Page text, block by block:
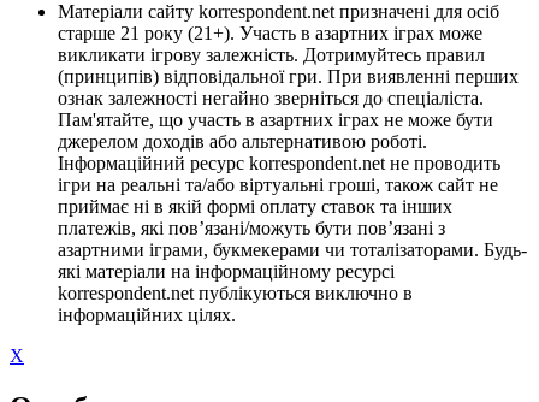
Матеріали сайту korrespondent.net призначені для осіб
старше 21 року (21+). Участь в азартних іграх може
викликати ігрову залежність. Дотримуйтесь правил
(принципів) відповідальної гри. При виявленні перших
ознак залежності негайно зверніться до спеціаліста.
Пам'ятайте, що участь в азартних іграх не може бути
джерелом доходів або альтернативою роботі.
Інформаційний ресурс korrespondent.net не проводить
ігри на реальні та/або віртуальні гроші, також сайт не
приймає ні в якій формі оплату ставок та інших
платежів, які пов’язані/можуть бути пов’язані з
азартними іграми, букмекерами чи тоталізаторами. Будь-
які матеріали на інформаційному ресурсі
korrespondent.net публікуються виключно в
інформаційних цілях.
X